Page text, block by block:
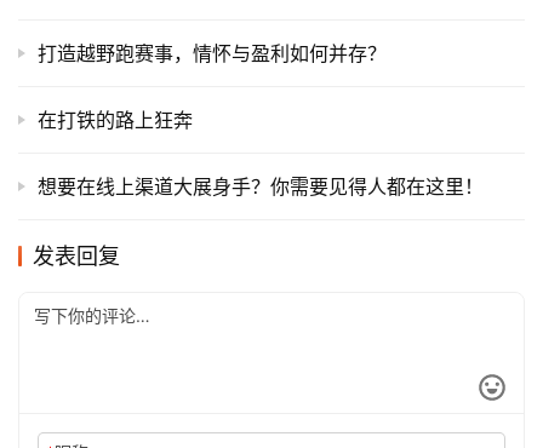
打造越野跑赛事，情怀与盈利如何并存？
在打铁的路上狂奔
想要在线上渠道大展身手？你需要见得人都在这里！
发表回复